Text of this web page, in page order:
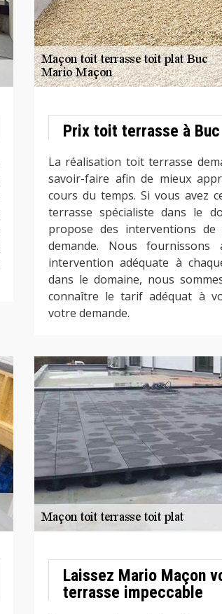
Prix toit terrasse à Buc
La réalisation toit terrasse
savoir-faire afin de mieux
cours du temps. Si vous avez
terrasse spécialiste dans le
propose des interventions
demande. Nous
intervention adéquate à
dans le domaine, nous
connaître le tarif adéquat à
votre demande.
Laissez Mario Maçon
terrasse impeccable